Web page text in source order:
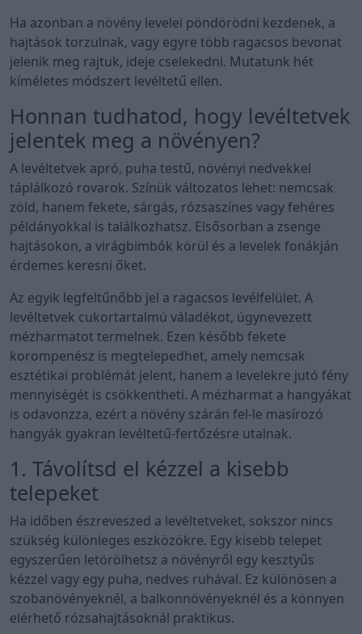
Ha azonban a növény levelei pöndörödni kezdenek, a
hajtások torzulnak, vagy egyre több ragacsos bevonat
jelenik meg rajtuk, ideje cselekedni. Mutatunk hét
kíméletes módszert levéltetű ellen.
Honnan tudhatod, hogy levéltetvek
jelentek meg a növényen?
A levéltetvek apró, puha testű, növényi nedvekkel
táplálkozó rovarok. Színük változatos lehet: nemcsak
zöld, hanem fekete, sárgás, rózsaszínes vagy fehéres
példányokkal is találkozhatsz. Elsősorban a zsenge
hajtásokon, a virágbimbók körül és a levelek fonákján
érdemes keresni őket.
Az egyik legfeltűnőbb jel a ragacsos levélfelület. A
levéltetvek cukortartalmú váladékot, úgynevezett
mézharmatot termelnek. Ezen később fekete
korompenész is megtelepedhet, amely nemcsak
esztétikai problémát jelent, hanem a levelekre jutó fény
mennyiségét is csökkentheti. A mézharmat a hangyákat
is odavonzza, ezért a növény szárán fel-le masírozó
hangyák gyakran levéltetű-fertőzésre utalnak.
1. Távolítsd el kézzel a kisebb
telepeket
Ha időben észreveszed a levéltetveket, sokszor nincs
szükség különleges eszközökre. Egy kisebb telepet
egyszerűen letörölhetsz a növényről egy kesztyűs
kézzel vagy egy puha, nedves ruhával. Ez különösen a
szobanövényeknél, a balkonnövényeknél és a könnyen
elérhető rózsahajtásoknál praktikus.